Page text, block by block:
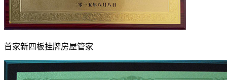
首家新四板挂牌房屋管家